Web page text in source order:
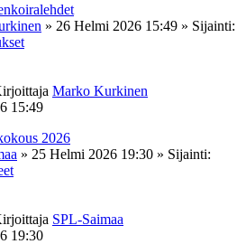
» 26 Helmi 2026 15:49 » Sijainti:
Marko Kurkinen
15:49
2026
» 25 Helmi 2026 19:30 » Sijainti:
SPL-Saimaa
19:30